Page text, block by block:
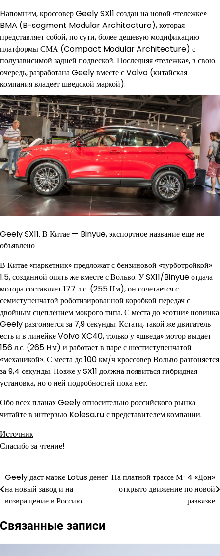
Напомним, кроссовер Geely SX11 создан на новой «тележке»
BMA (B-segment Modular Architecture), которая
представляет собой, по сути, более дешевую модификацию
платформы СМА (Compact Modular Architecture) с
полузависимой задней подвеской. Последняя «тележка», в свою
очередь, разработана Geely вместе с Volvo (китайская
компания владеет шведской маркой).
Geely SX11. В Китае — Binyue, экспортное название еще не
объявлено
В Китае «паркетник» предложат с бензиновой «турботройкой»
1.5, созданной опять же вместе с Вольво. У SX11/Binyue отдача
мотора составляет 177 л.с. (255 Нм), он сочетается с
семиступенчатой роботизированной коробкой передач с
двойным сцеплением мокрого типа. С места до «сотни» новинка
Geely разгоняется за 7,9 секунды. Кстати, такой же двигатель
есть и в линейке Volvo XC40, только у «шведа» мотор выдает
156 л.с. (265 Нм) и работает в паре с шестиступенчатой
«механикой». С места до 100 км/ч кроссовер Вольво разгоняется
за 9,4 секунды. Позже у SX11 должна появиться гибридная
установка, но о ней подробностей пока нет.
Обо всех планах Geely относительно российского рынка
читайте в интервью Kolesa.ru с представителем компании.
Источник
Спасибо за чтение!
Навигация
по
Geely даст марке Lotus денег
на новый завод и на
возвращение в Россию
На платной трассе М-4 «Дон»
открыто движение по новой
развязке
Связанные записи